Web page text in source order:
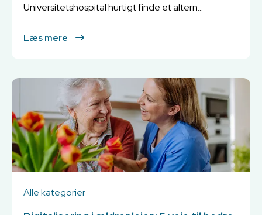
Universitetshospital hurtigt finde et altern...
Læs mere
Alle kategorier